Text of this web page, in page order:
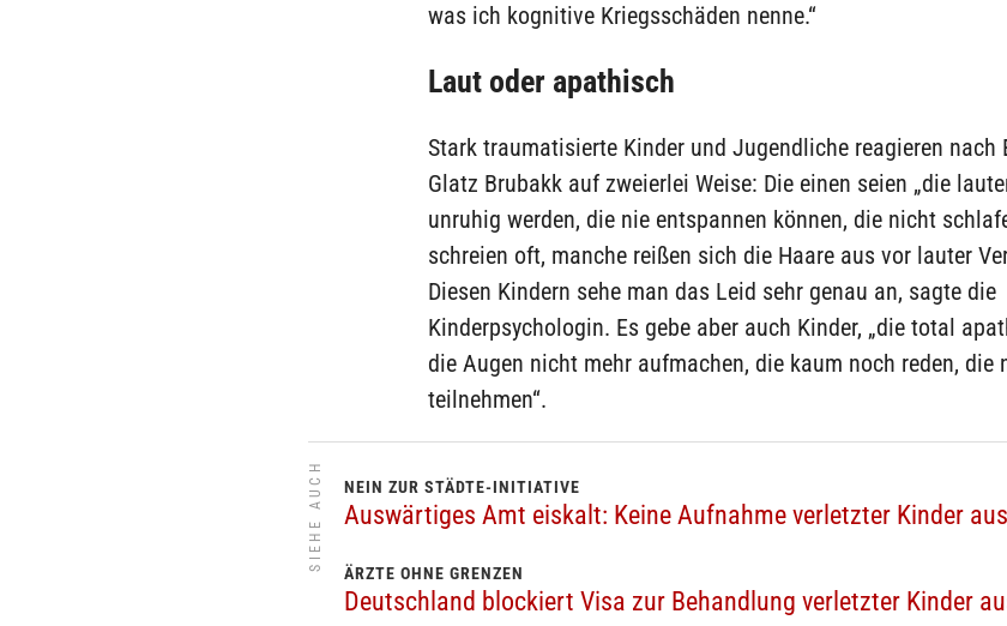
was ich kognitive Kriegsschäden nenne.“
Laut oder apathisch
Stark traumatisierte Kinder und Jugendliche reagieren nach
Glatz Brubakk auf zweierlei Weise: Die einen seien „die
unruhig werden, die nie entspannen können, die nicht
schreien oft, manche reißen sich die Haare aus vor lauter
Diesen Kindern sehe man das Leid sehr genau an, sagte die
Kinderpsychologin. Es gebe aber auch Kinder, „die total
die Augen nicht mehr aufmachen, die kaum noch reden, die
teilnehmen“.
SIEHE AUCH NEIN ZUR STÄDTE-INITIATIVE
Auswärtiges Amt eiskalt: Keine Aufnahme verletzter Kinder
ÄRZTE OHNE GRENZEN
Deutschland blockiert Visa zur Behandlung verletzter Kinder